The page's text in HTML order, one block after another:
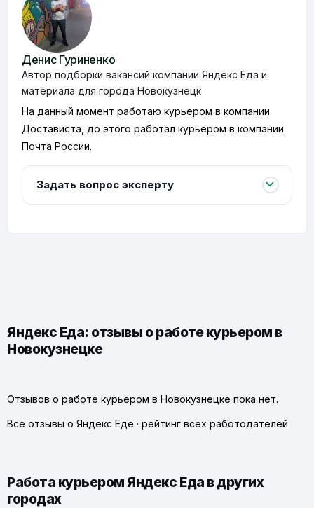
Денис Гуриненко
Автор подборки вакансий компании Яндекс Еда и
материала для города Новокузнецк
На данный момент работаю курьером в компании
Достависта, до этого работал курьером в компании
Почта России.
Задать вопрос эксперту
Яндекс Еда: отзывы о работе курьером в
Новокузнецке
Отзывов о работе курьером в Новокузнецке пока нет.
Все отзывы о Яндекс Еде · рейтинг всех работодателей
Работа курьером Яндекс Еда в других
городах